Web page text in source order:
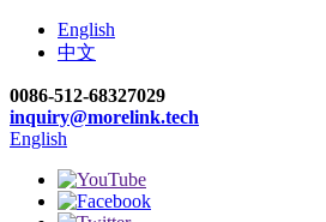
English
中文
0086-512-68327029
inquiry@morelink.tech
English